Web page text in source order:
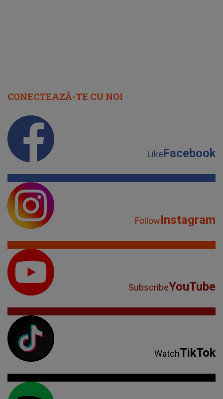
CONECTEAZĂ-TE CU NOI
LikeFacebook
FollowInstagram
SubscribeYouTube
WatchTikTok